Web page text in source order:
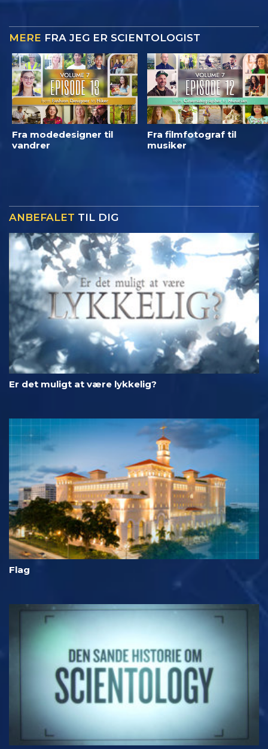
MERE FRA JEG ER SCIENTOLOGIST
Fra modedesigner til
vandrer
Fra filmfotograf til
musiker
ANBEFALET TIL DIG
Er det muligt at være lykkelig?
Flag